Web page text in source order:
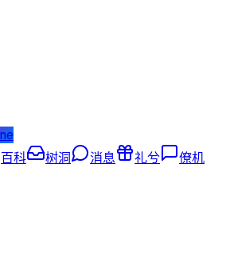
百科 树洞 消息 礼兮 僚机